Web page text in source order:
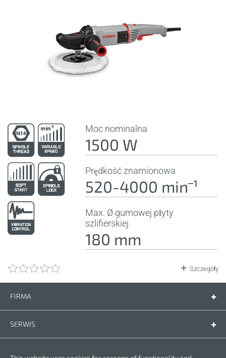
Moc nominalna
1500 W
Prędkość znamionowa
520-4000 minˉ¹
Max. Ø gumowej płyty
szlifierskiej
180 mm
Szczegóły
FIRMA
SERWIS